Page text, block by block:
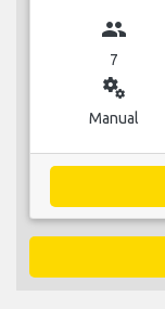
group
7
miscellaneous_services
Manual